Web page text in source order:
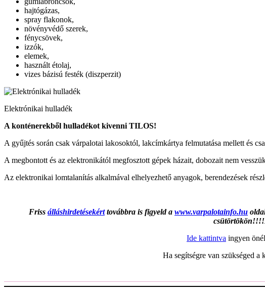
hajtógázas,
spray flakonok,
növényvédő szerek,
fénycsövek,
izzók,
elemek,
használt étolaj,
vizes bázisú festék (diszperzit)
Elektrónikai hulladék
A konténerekből hulladékot kivenni TILOS!
A gyűjtés során csak várpalotai lakosoktól, lakcímkártya felmutatása mellett és
A megbontott és az elektronikától megfosztott gépek házait, dobozait nem
Az elektronikai lomtalanítás alkalmával elhelyezhető anyagok, berendezések
Friss álláshirdetésekérttovábbra is figyeld a www.varpalotainfo.hu
Ide kattintva ingyen
Ha segítségre van szükséged a